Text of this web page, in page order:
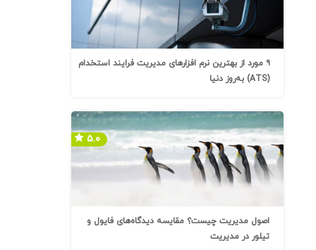
۹ مورد از بهترین نرم افزارهای مدیریت فرایند استخدام
(ATS) به‌روز دنیا
اصول مدیریت چیست؟ مقایسه دیدگاه‌های فایول و
تیلور در مدیریت
۵.۰